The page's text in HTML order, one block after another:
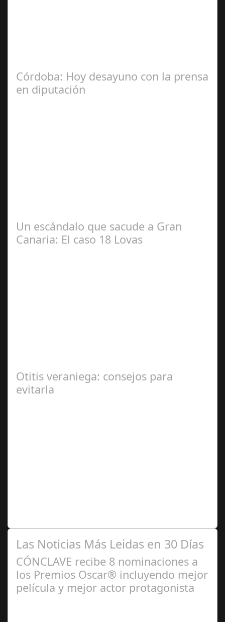
Córdoba: Hoy desayuno con la prensa
en diputación
Un escándalo que sacude a Gran
Canaria: El caso 18 Lovas
Otitis veraniega: consejos para
evitarla
Las Noticias Más Leidas en 30 Días
CÓNCLAVE recibe 8 nominaciones a
los Premios Oscar® incluyendo mejor
película y mejor actor protagonista